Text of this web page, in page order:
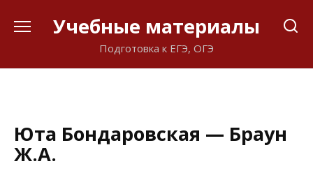
Учебные материалы
Подготовка к ЕГЭ, ОГЭ
Юта Бондаровская — Браун
Ж.А.